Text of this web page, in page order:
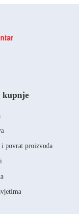
kupnje
povrat proizvoda